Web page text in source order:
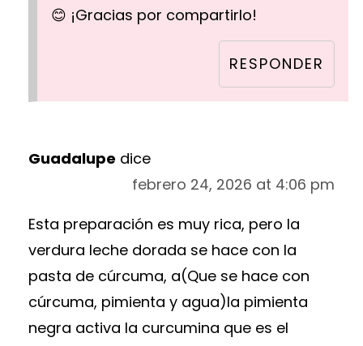
😊 ¡Gracias por compartirlo!
RESPONDER
Guadalupe dice
febrero 24, 2026 at 4:06 pm
Esta preparación es muy rica, pero la
verdura leche dorada se hace con la
pasta de cúrcuma, a(Que se hace con
cúrcuma, pimienta y agua)la pimienta
negra activa la curcumina que es el